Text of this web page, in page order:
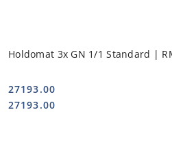
Holdomat 3x GN 1/1 Standard |
Cena:
27193.00
Cena:
27193.00